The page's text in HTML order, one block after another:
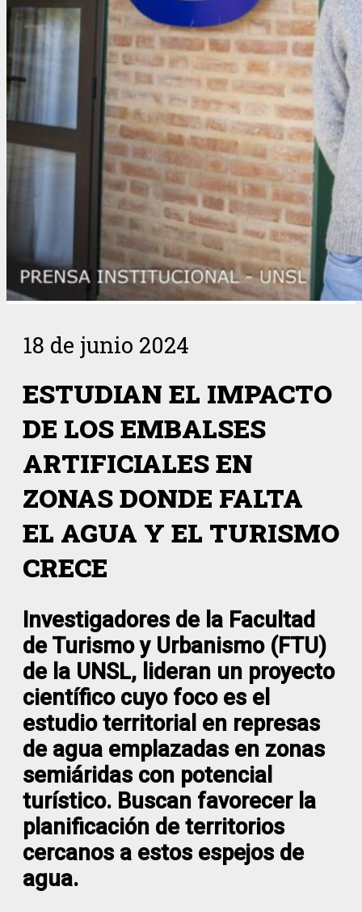
18 de junio 2024
ESTUDIAN EL IMPACTO
DE LOS EMBALSES
ARTIFICIALES EN
ZONAS DONDE FALTA
EL AGUA Y EL TURISMO
CRECE
Investigadores de la Facultad
de Turismo y Urbanismo (FTU)
de la UNSL, lideran un proyecto
científico cuyo foco es el
estudio territorial en represas
de agua emplazadas en zonas
semiáridas con potencial
turístico. Buscan favorecer la
planificación de territorios
cercanos a estos espejos de
agua.